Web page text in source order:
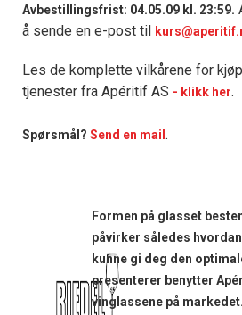
Avbestillingsfrist: 04.05.09 kl. 23:59.
å sende en e-post til
Les de komplette vilkårene for
tjenester fra Apéritif AS - klikk her.
Spørsmål? Send en mail .
Formen på glasset
påvirker således
kunne gi deg den
presenterer benytter
vinglassene på markedet.